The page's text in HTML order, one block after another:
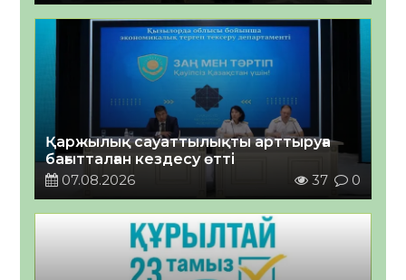
Қаржылық сауаттылықты арттыруға
бағытталған кездесу өтті
07.08.2026
37 0